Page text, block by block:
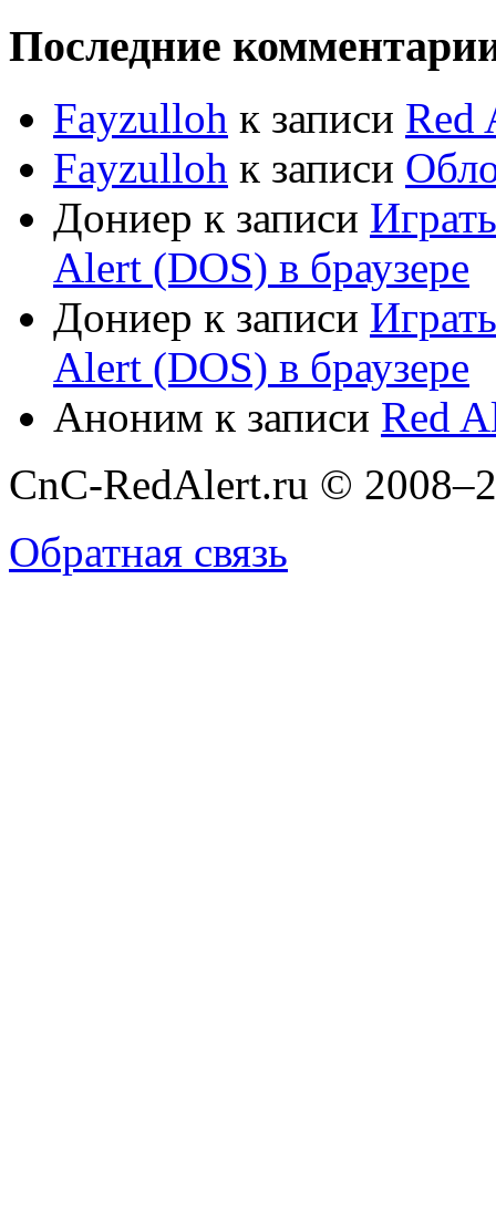
Последние
Fayzulloh к записи Red
Fayzulloh к записи
Дониер к записи
Alert (DOS) в браузере
Дониер к записи
Alert (DOS) в браузере
Аноним к записи Red
CnC-RedAlert.ru ©
Обратная связь